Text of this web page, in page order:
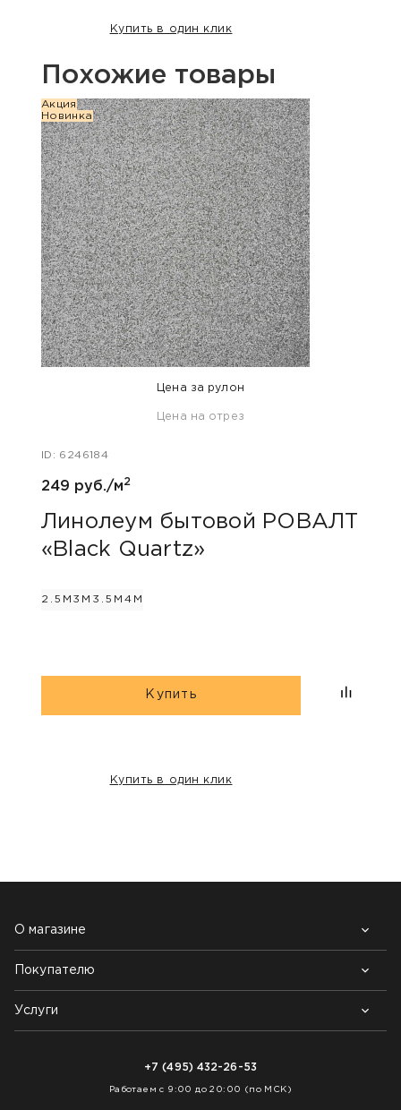
Купить в один клик
Похожие товары
Акция
Новинка
Цена за рулон
Цена на отрез
ID: 6246184
249 руб./м2
Линолеум бытовой РОВАЛТ
«Black Quartz»
2.5М 3М 3.5М 4М
Купить
Купить в один клик
О магазине
Почему выбирают нас
Контакты
Блог
Покупателю
Возврат товара
Как заказать
Услуги
+7 (495) 432-26-53
Работаем с 9:00 до 20:00 (по МСК)